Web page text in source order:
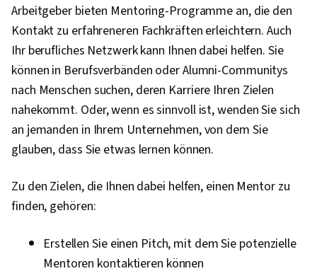
Arbeitgeber bieten Mentoring-Programme an, die den
Kontakt zu erfahreneren Fachkräften erleichtern. Auch
Ihr berufliches Netzwerk kann Ihnen dabei helfen. Sie
können in Berufsverbänden oder Alumni-Communitys
nach Menschen suchen, deren Karriere Ihren Zielen
nahekommt. Oder, wenn es sinnvoll ist, wenden Sie sich
an jemanden in Ihrem Unternehmen, von dem Sie
glauben, dass Sie etwas lernen können.
Zu den Zielen, die Ihnen dabei helfen, einen Mentor zu
finden, gehören:
Erstellen Sie einen Pitch, mit dem Sie potenzielle
Mentoren kontaktieren können